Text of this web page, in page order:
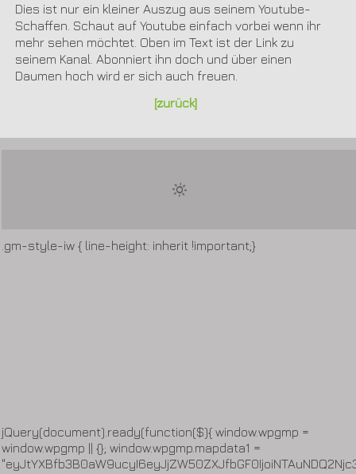
Dies ist nur ein kleiner Auszug aus seinem Youtube-
Schaffen. Schaut auf Youtube einfach vorbei wenn ihr
mehr sehen möchtet. Oben im Text ist der Link zu
seinem Kanal. Abonniert ihn doch und über einen
Daumen hoch wird er sich auch freuen.
[zurück]
.gm-style-iw { line-height: inherit !important;}
jQuery(document).ready(function($){ window.wpgmp =
window.wpgmp || {}; window.wpgmp.mapdata1 =